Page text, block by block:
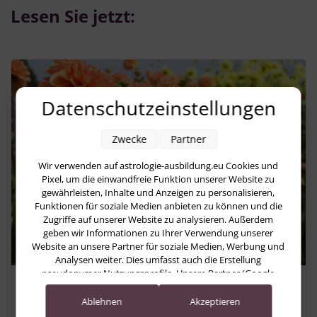
Lesen Sie jetzt:
August 2026: Zwischen Erkenntnis
Astrologische Monatsvorschau
Datenschutzeinstellungen
Wir verwenden auf astrologie-ausbildung.eu Cookies und
Pixel, um die einwandfreie Funktion unserer Website zu
gewährleisten, Inhalte und Anzeigen zu personalisieren,
Funktionen für soziale Medien anbieten zu können und die
Zugriffe auf unserer Website zu analysieren. Außerdem
geben wir Informationen zu Ihrer Verwendung unserer
Website an unsere Partner für soziale Medien, Werbung und
Analysen weiter. Dies umfasst auch die Erstellung
pseudonymer Nutzungsprofile. Unsere Partner (Google
Advertising Products) führen diese Informationen
möglicherweise mit weiteren Daten zusammen, die Sie ihnen
Zwecke Partner
Ablehnen Akzeptieren